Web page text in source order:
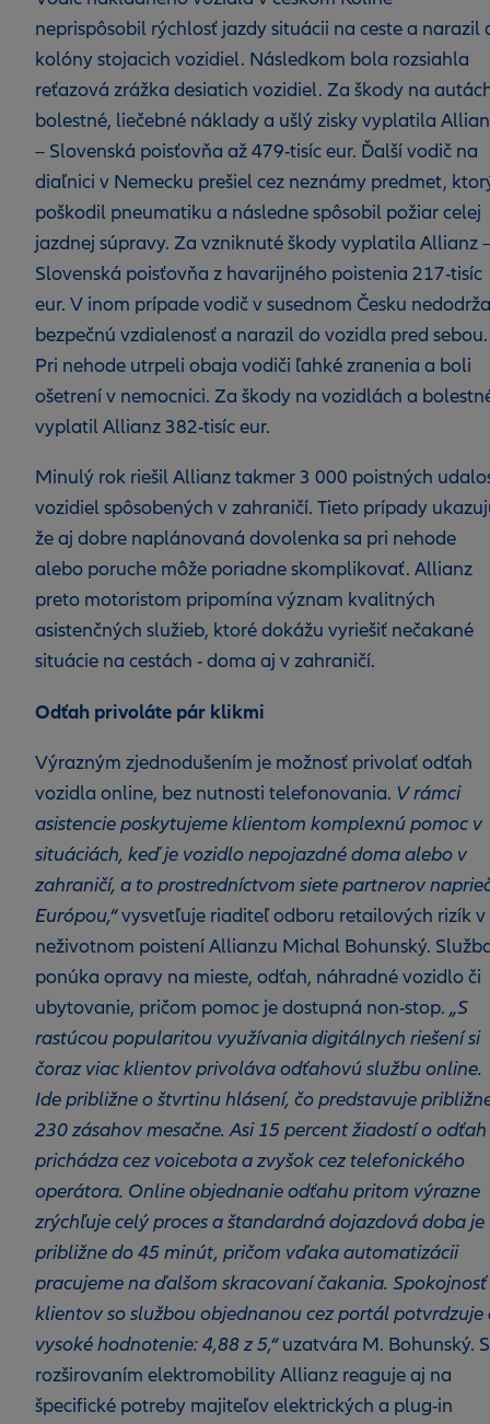
neprispôsobil rýchlosť jazdy situácii na ceste a narazil
kolóny stojacich vozidiel. Následkom bola rozsiahla
reťazová zrážka desiatich vozidiel. Za škody na
bolestné, liečebné náklady a ušlý zisky vyplatila
– Slovenská poisťovňa až 479-tisíc eur. Ďalší vodič na
diaľnici v Nemecku prešiel cez neznámy predmet,
poškodil pneumatiku a následne spôsobil požiar celej
jazdnej súpravy. Za vzniknuté škody vyplatila Allianz
Slovenská poisťovňa z havarijného poistenia 217-tisíc
eur. V inom prípade vodič v susednom Česku
bezpečnú vzdialenosť a narazil do vozidla pred sebou.
Pri nehode utrpeli obaja vodiči ľahké zranenia a boli
ošetrení v nemocnici. Za škody na vozidlách a
vyplatil Allianz 382-tisíc eur.
Minulý rok riešil Allianz takmer 3 000 poistných
vozidiel spôsobených v zahraničí. Tieto prípady
že aj dobre naplánovaná dovolenka sa pri nehode
alebo poruche môže poriadne skomplikovať. Allianz
preto motoristom pripomína význam kvalitných
asistenčných služieb, ktoré dokážu vyriešiť nečakané
situácie na cestách - doma aj v zahraničí.
Odťah privoláte pár klikmi
Výrazným zjednodušením je možnosť privolať odťah
vozidla online, bez nutnosti telefonovania. V rámci
asistencie poskytujeme klientom komplexnú pomoc v
situáciách, keď je vozidlo nepojazdné doma alebo v
zahraničí, a to prostredníctvom siete partnerov
Európou,“vysvetľuje riaditeľ odboru retailových rizík v
neživotnom poistení Allianzu Michal Bohunský.
ponúka opravy na mieste, odťah, náhradné vozidlo či
ubytovanie, pričom pomoc je dostupná non‑stop. „S
rastúcou popularitou využívania digitálnych riešení si
čoraz viac klientov privoláva odťahovú službu online.
Ide približne o štvrtinu hlásení, čo predstavuje
230 zásahov mesačne. Asi 15 percent žiadostí o odťah
prichádza cez voicebota a zvyšok cez telefonického
operátora. Online objednanie odťahu pritom výrazne
zrýchľuje celý proces a štandardná dojazdová doba je
približne do 45 minút, pričom vďaka automatizácii
pracujeme na ďalšom skracovaní čakania. Spokojnosť
klientov so službou objednanou cez portál potvrdzuje
vysoké hodnotenie: 4,88 z 5,“uzatvára M. Bohunský. S
rozširovaním elektromobility Allianz reaguje aj na
špecifické potreby majiteľov elektrických a plug-in